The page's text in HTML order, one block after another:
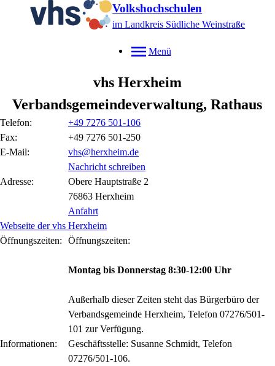
Volkshochschulen
im Landkreis Südliche Weinstraße
Menü
vhs Herxheim
Verbandsgemeindeverwaltung, Rathaus
Telefon:
+49 7276 501-106
Fax:
+49 7276 501-250
E-Mail:
vhs@herxheim.de
Nachricht schreiben
Adresse:
Obere Hauptstraße 2
76863 Herxheim
Anfahrt
Webseite der vhs Herxheim
Öffnungszeiten:
Öffnungszeiten:
Montag bis Donnerstag 8:30-12:00 Uhr
Außerhalb dieser Zeiten steht das Bürgerbüro der
Verbandsgemeinde Herxheim, Telefon 07276/501-
101 zur Verfügung.
Informationen:
Geschäftsstelle: Susanne Schmidt, Telefon
07276/501-106.